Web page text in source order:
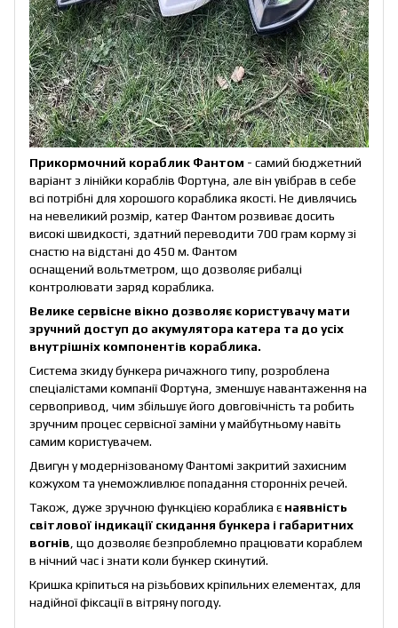
Прикормочний кораблик Фантом - самий бюджетний
варіант з лінійки кораблів Фортуна, але він увібрав в себе
всі потрібні для хорошого кораблика якості. Не дивлячись
на невеликий розмір, катер Фантом розвиває досить
високі швидкості, здатний переводити 700 грам корму зі
снастю на відстані до 450 м. Фантом
оснащений вольтметром, що дозволяє рибалці
контролювати заряд кораблика.
Велике сервісне вікно дозволяє користувачу мати
зручний доступ до акумулятора катера та до усіх
внутрішніх компонентів кораблика.
Система зкиду бункера ричажного типу, розроблена
спеціалістами компанії Фортуна, зменшує навантаження на
сервопривод, чим збільшує його довговічність та робить
зручним процес сервісної заміни у майбутньому навіть
самим користувачем.
Двигун у модернізованому Фантомі закритий захисним
кожухом та унеможливлює попадання сторонніх речей.
Також, дуже зручною функцією кораблика є наявність
світлової індикації скидання бункера і габаритних
вогнів , що дозволяє безпроблемно працювати кораблем
в нічний час і знати коли бункер скинутий.
Кришка кріпиться на різьбових кріпильних елементах, для
надійної фіксації в вітряну погоду.